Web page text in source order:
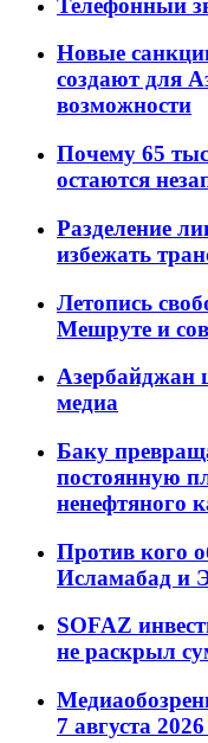
Новые
создают для
возможности
Почему 65
остаются
Разделение
избежать
Летопись
Мешруте и
Азербайджан
медиа
Баку
постоянную
ненефтяного
Против кого
Исламабад и
SOFAZ
не раскрыл
7 августа